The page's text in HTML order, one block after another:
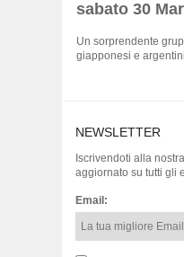
sabato 30
Un sorprendente
giapponesi e argentini
NEWSLETTER
Iscrivendoti alla
aggiornato su tutti gli
Email: